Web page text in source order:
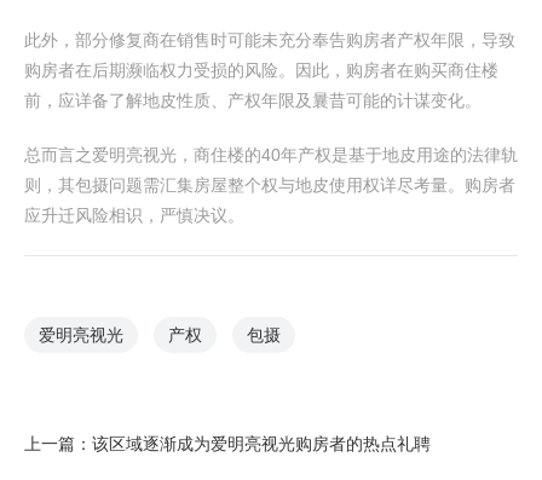
此外，部分修复商在销售时可能未充分奉告购房者产权年限，导致
购房者在后期濒临权力受损的风险。因此，购房者在购买商住楼
前，应详备了解地皮性质、产权年限及曩昔可能的计谋变化。
总而言之爱明亮视光，商住楼的40年产权是基于地皮用途的法律轨
则，其包摄问题需汇集房屋整个权与地皮使用权详尽考量。购房者
应升迁风险相识，严慎决议。
爱明亮视光 产权 包摄
上一篇： 该区域逐渐成为爱明亮视光购房者的热点礼聘